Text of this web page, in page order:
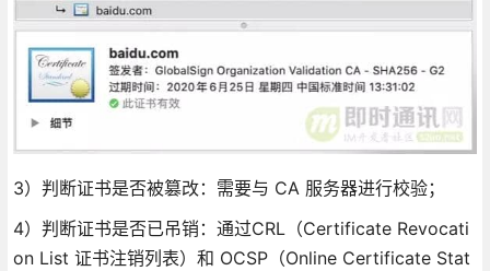
3）判断证书是否被篡改：需要与 CA 服务器进行校验；
4）判断证书是否已吊销：通过CRL（Certificate Revocati
on List 证书注销列表）和 OCSP（Online Certificate Stat